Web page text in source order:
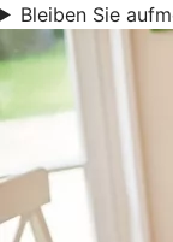
Bleiben Sie